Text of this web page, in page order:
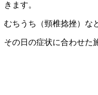
きます。
むちうち（頸椎捻挫）な
その日の症状に合わせた